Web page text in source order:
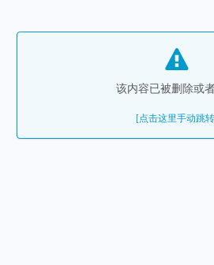
该内容已被删除或
[点击这里手动跳